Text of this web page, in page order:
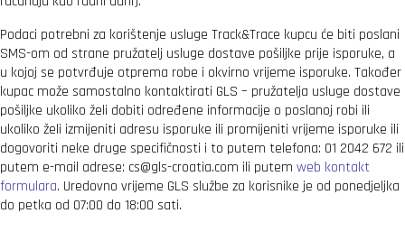
Podaci potrebni za korištenje usluge Track&Trace kupcu će biti poslani
SMS-om od strane pružatelj usluge dostave pošiljke prije isporuke, a
u kojoj se potvrđuje otprema robe i okvirno vrijeme isporuke. Također
kupac može samostalno kontaktirati GLS – pružatelja usluge dostave
pošiljke ukoliko želi dobiti određene informacije o poslanoj robi ili
ukoliko želi izmijeniti adresu isporuke ili promijeniti vrijeme isporuke ili
dogovoriti neke druge specifičnosti i to putem telefona: 01 2042 672 ili
putem e-mail adrese: cs@gls-croatia.com ili putem web kontakt
formulara. Uredovno vrijeme GLS službe za korisnike je od ponedjeljka
do petka od 07:00 do 18:00 sati.